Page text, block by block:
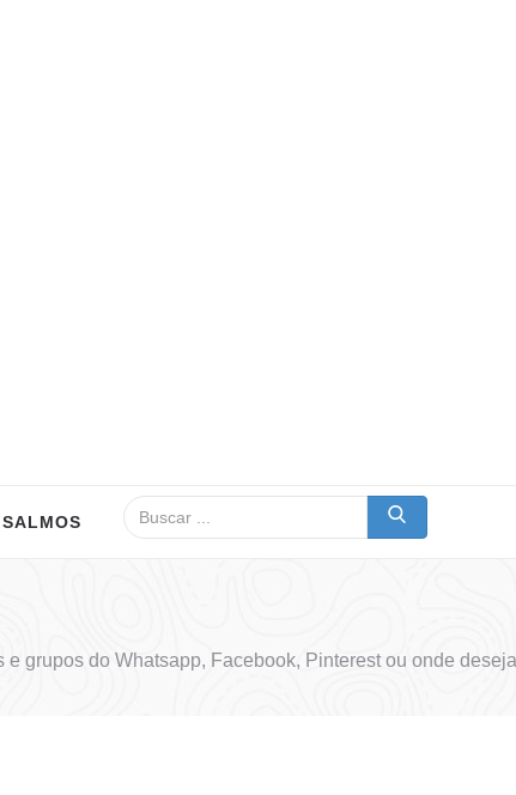
SALMOS
grupos do Whatsapp, Facebook, Pinterest ou onde